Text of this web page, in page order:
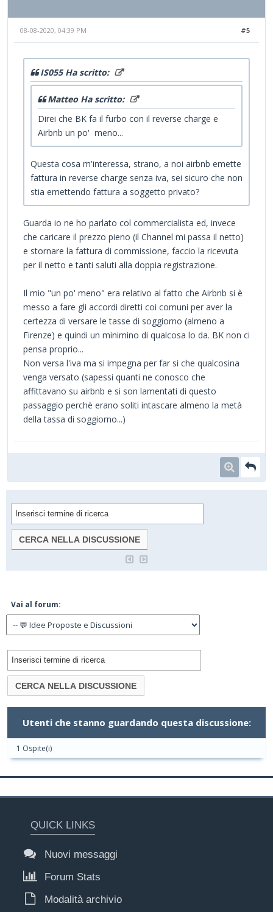
#5
08-08-2020, 04:39 PM
IS055 Ha scritto:
Matteo Ha scritto:
Direi che BK fa il furbo con il reverse charge e
Airbnb un po' meno...
Questa cosa m'interessa, strano, a noi airbnb emette
fattura in reverse charge senza iva, sei sicuro che non
stia emettendo fattura a soggetto privato?
Guarda io ne ho parlato col commercialista ed, invece
che caricare il prezzo pieno (il Channel mi passa il netto)
e stornare la fattura di commissione, faccio la ricevuta
per il netto e tanti saluti alla doppia registrazione.
Il mio "un po' meno" era relativo al fatto che Airbnb si è
messo a fare gli accordi diretti coi comuni per aver la
certezza di versare le tasse di soggiorno (almeno a
Firenze) e quindi un minimino di qualcosa lo da. BK non ci
pensa proprio...
Non versa l'iva ma si impegna per far si che qualcosina
venga versato (sapessi quanti ne conosco che
affittavano su airbnb e si son lamentati di questo
passaggio perchè erano soliti intascare almeno la metà
della tassa di soggiorno...)
Vai al forum:
Utenti che stanno guardando questa discussione:
1 Ospite(i)
QUICK LINKS
Nuovi messaggi
Forum Stats
Modalità archivio